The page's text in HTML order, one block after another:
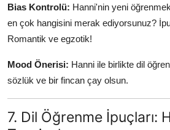
Bias Kontrolü: Hanni'nin yeni
en çok hangisini merak ediyorsunuz?
Romantik ve egzotik!
Mood Önerisi: Hanni ile birlikte dil
sözlük ve bir fincan çay olsun.
7. Dil Öğrenme İpuçları: